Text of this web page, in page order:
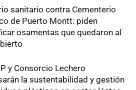
sanitario contra Cementerio
de Puerto Montt: piden
osamentas que quedaron al
y Consorcio Lechero
la sustentabilidad y gestión